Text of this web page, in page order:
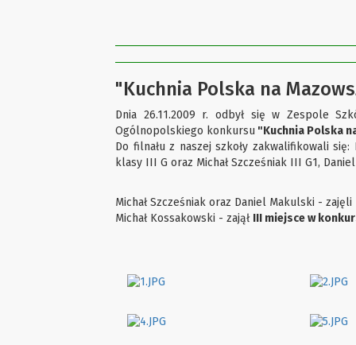
"Kuchnia Polska na
Dnia 26.11.2009 r. odbył się w Zespole
Ogólnopolskiego konkursu "Kuchnia Polska
Do filnału z naszej szkoły zakwalifikowali
klasy III G oraz Michał Szcześniak III G1,
Michał Szcześniak oraz Daniel Makulski - zajęli
Michał Kossakowski - zajął III miejsce w